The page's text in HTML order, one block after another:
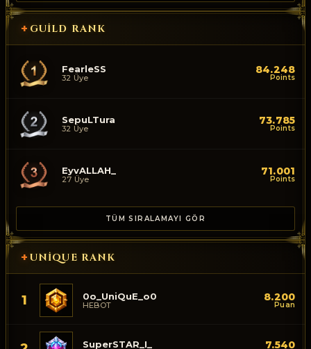
+ GUILD RANK
FearleSS
32 Üye
84.248
Points
SepuLTura
32 Üye
73.785
Points
EyvALLAH_
27 Üye
71.001
Points
TÜM SIRALAMAYI GÖR
+ UNIQUE RANK
1 0o_UniQuE_o0
HEBOT
8.200
Puan
SuperSTAR_I_ 7.540